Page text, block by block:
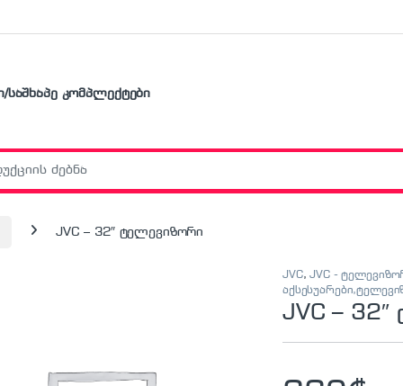
საშხაპე კომპლექტები
JVC – 32″ ტელევიზორი
JVC,JVC -
JVC –